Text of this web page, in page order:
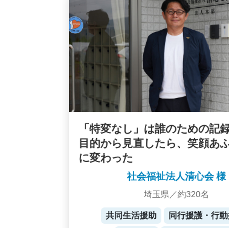
「特変なし」は誰のための記
目的から見直したら、笑顔あ
に変わった
社会福祉法人清心会 様
埼玉県／約320名
共同生活援助
同行援護・行